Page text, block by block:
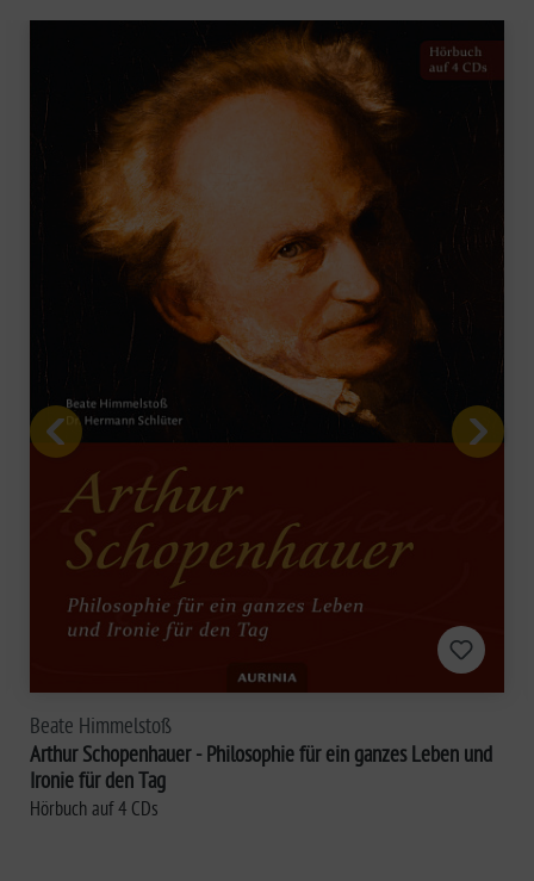
Beate Himmelstoß
Arthur Schopenhauer - Philosophie für ein ganzes Leben und
Ironie für den Tag
Hörbuch auf 4 CDs